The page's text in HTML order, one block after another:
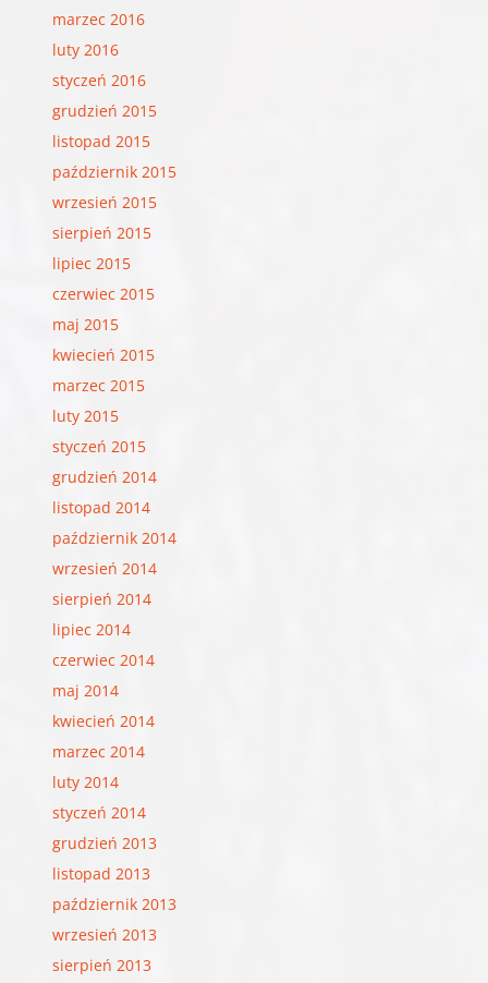
marzec 2016
luty 2016
styczeń 2016
grudzień 2015
listopad 2015
październik 2015
wrzesień 2015
sierpień 2015
lipiec 2015
czerwiec 2015
maj 2015
kwiecień 2015
marzec 2015
luty 2015
styczeń 2015
grudzień 2014
listopad 2014
październik 2014
wrzesień 2014
sierpień 2014
lipiec 2014
czerwiec 2014
maj 2014
kwiecień 2014
marzec 2014
luty 2014
styczeń 2014
grudzień 2013
listopad 2013
październik 2013
wrzesień 2013
sierpień 2013